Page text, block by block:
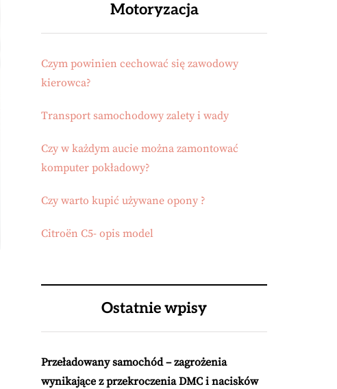
Motoryzacja
Czym powinien cechować się zawodowy
kierowca?
Transport samochodowy zalety i wady
Czy w każdym aucie można zamontować
komputer pokładowy?
Czy warto kupić używane opony ?
Citroën C5- opis model
Ostatnie wpisy
Przeładowany samochód – zagrożenia
wynikające z przekroczenia DMC i nacisków